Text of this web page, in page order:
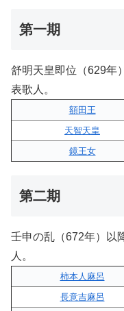
第一期
舒明天皇即位（629年
表歌人。
額田王
天智天皇
鏡王女
第二期
壬申の乱（672年）以
人。
柿本人麻呂
長意吉麻呂